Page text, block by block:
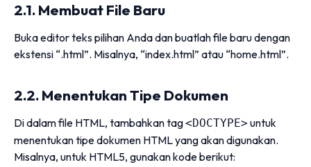
2.1. Membuat File Baru
Buka editor teks pilihan Anda dan buatlah file baru dengan
ekstensi “.html”. Misalnya, “index.html” atau “home.html”.
2.2. Menentukan Tipe Dokumen
Di dalam file HTML, tambahkan tag<DOCTYPE> untuk
menentukan tipe dokumen HTML yang akan digunakan.
Misalnya, untuk HTML5, gunakan kode berikut: